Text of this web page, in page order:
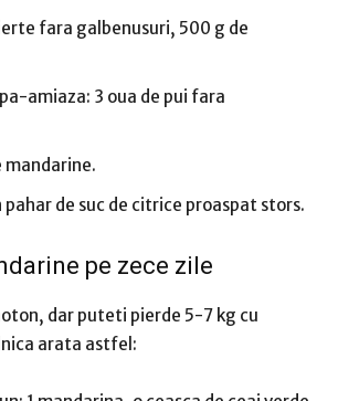
fara galbenusuri, 500 g de
amiaza: 3 oua de pui fara
mandarine.
pahar de suc de citrice proaspat stors.
pe zece zile
dar puteti pierde 5-7 kg cu
arata astfel: